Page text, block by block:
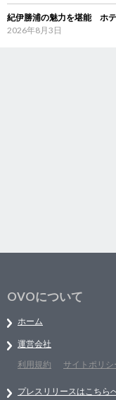
紀伊勝浦の魅力を堪能 ホ
2026年8月3日
OVOについて
ホーム
運営会社
利用規約
サイトポリシ
プレスリリースはこちら